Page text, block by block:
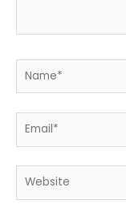
Name*
Email*
Website